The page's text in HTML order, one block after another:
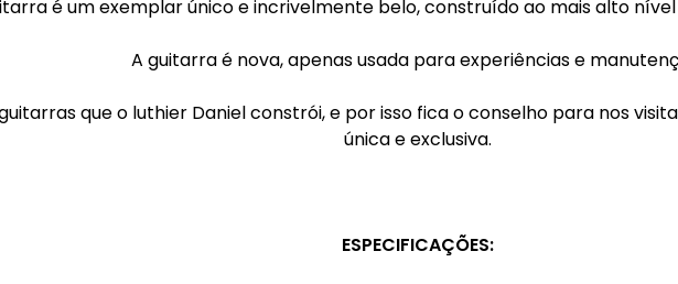
é um exemplar único e incrivelmente belo, construído ao mais alto
A guitarra é nova, apenas usada para experiências e
que o luthier Daniel constrói, e por isso fica o conselho para nos
única e exclusiva.
ESPECIFICAÇÕES: